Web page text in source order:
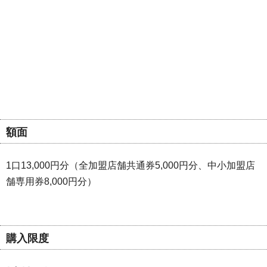
額面
1口13,000円分（全加盟店舗共通券5,000円分、中小加盟店
舗専用券8,000円分）
購入限度